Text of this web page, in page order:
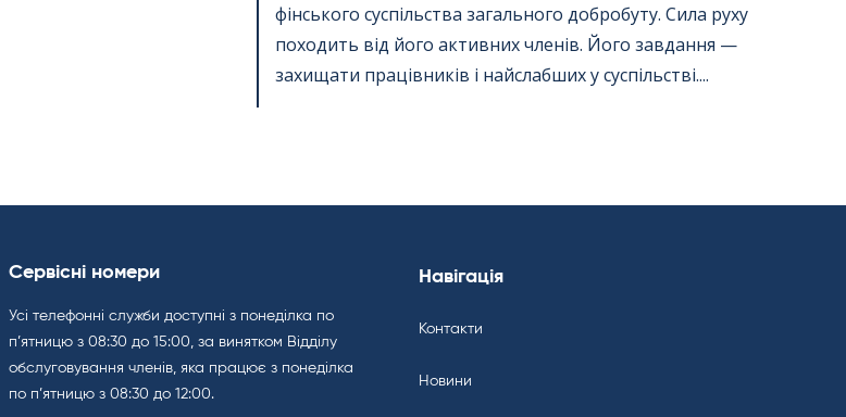
фінського суспільства загального добробуту. Сила руху
походить від його активних членів. Його завдання —
захищати працівників і найслабших у суспільстві....
Сервісні номери
Усі телефонні служби доступні з понеділка по
п’ятницю з 08:30 до 15:00, за винятком Відділу
обслуговування членів, яка працює з понеділка
по п’ятницю з 08:30 до 12:00.
Навігація
Контакти
Новини